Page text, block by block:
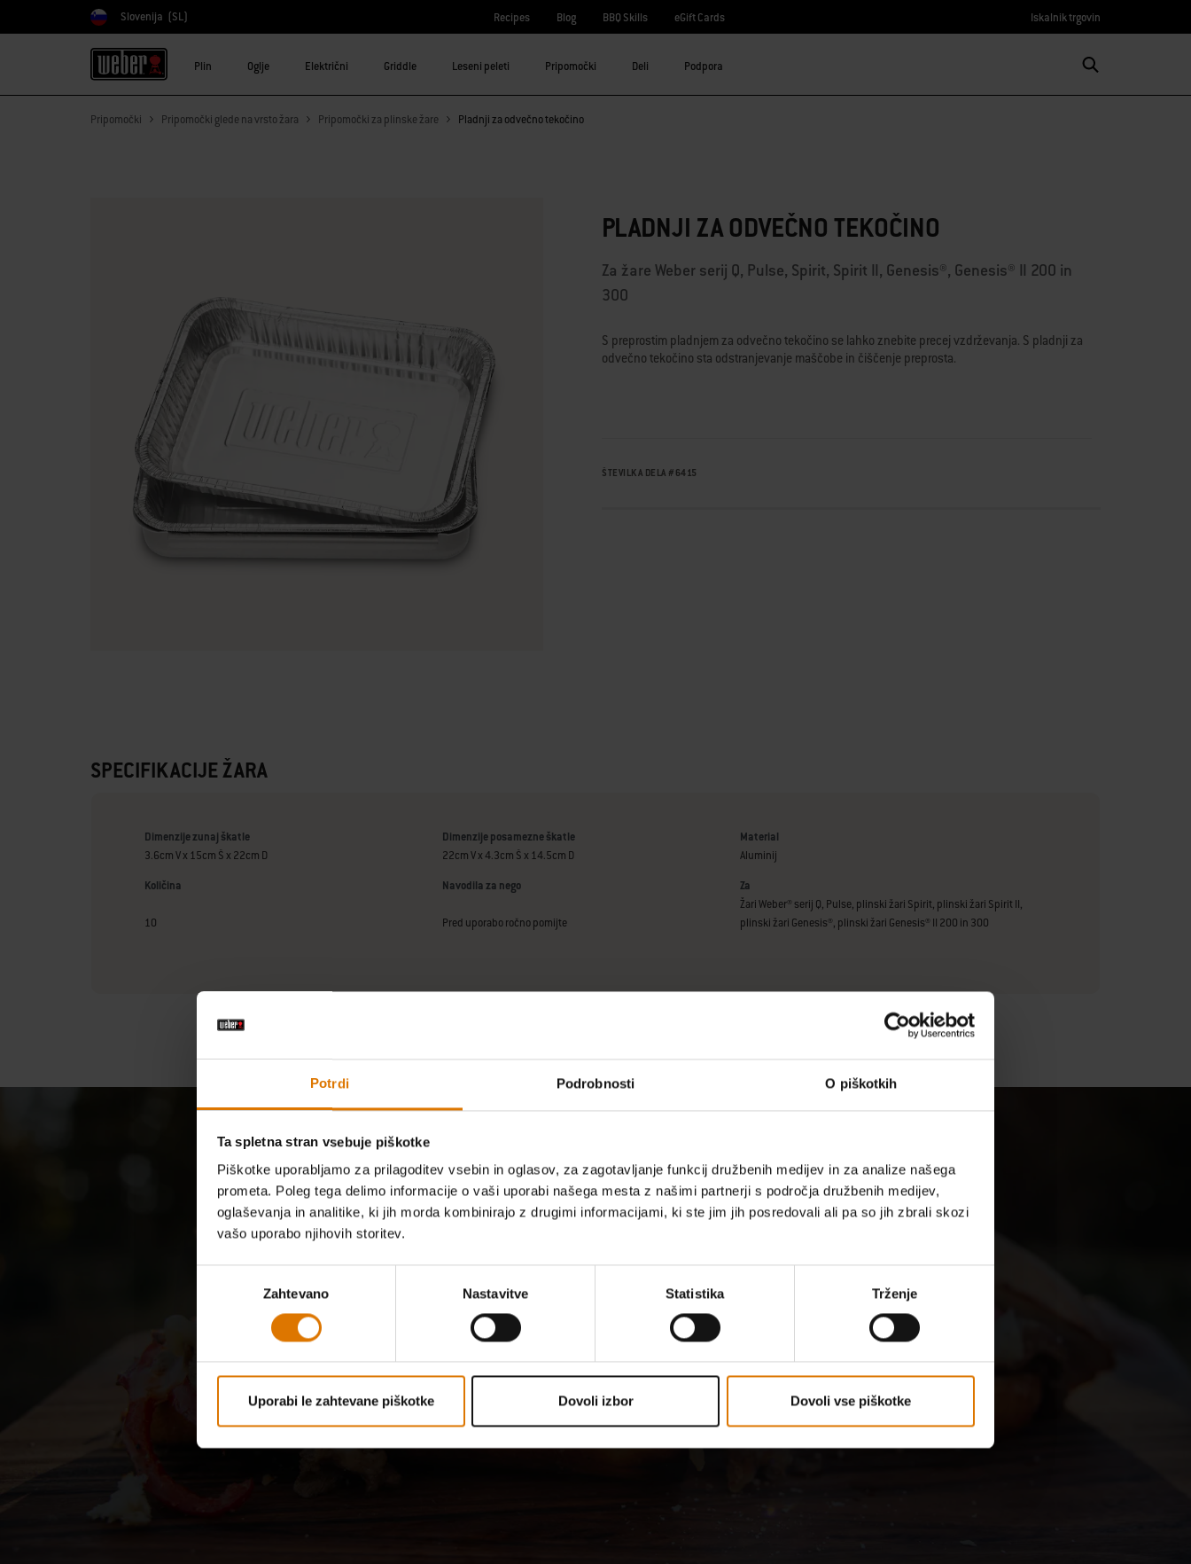
Potrdi Podrobnosti O piškotkih
Ta spletna stran vsebuje piškotke
Piškotke uporabljamo za prilagoditev vsebin in oglasov, za zagotavljanje funkcij družbenih medijev in za analize našega
prometa. Poleg tega delimo informacije o vaši uporabi našega mesta z našimi partnerji s področja družbenih medijev,
oglaševanja in analitike, ki jih morda kombinirajo z drugimi informacijami, ki ste jim jih posredovali ali pa so jih zbrali skozi
vašo uporabo njihovih storitev.
Zahtevano Nastavitve Statistika Trženje
Uporabi le zahtevane piškotke Dovoli izbor Dovoli vse piškotke
Izberite državo
Slovenija (SL) Recipes Blog BBQ Skills eGift Cards Iskalnik trgovin
Plin Oglje Električni Griddle Leseni peleti Pripomočki Deli Podpora
Pripomočki Pripomočki glede na vrsto žara Pripomočki za plinske žare Pladnji za odvečno tekočino
PLADNJI ZA ODVEČNO TEKOČINO
Za žare Weber serij Q, Pulse, Spirit, Spirit II, Genesis®, Genesis® II 200 in
300
S preprostim pladnjem za odvečno tekočino se lahko znebite precej vzdrževanja. S pladnji za
odvečno tekočino sta odstranjevanje maščobe in čiščenje preprosta.
ŠTEVILKA DELA # 6415
SPECIFIKACIJE ŽARA
Dimenzije zunaj škatle
3.6cm V x 15cm Š x 22cm D
Dimenzije posamezne škatle
22cm V x 4.3cm Š x 14.5cm D
Material
Aluminij
Količina
10
Navodila za nego
Pred uporabo ročno pomijte
Za
Žari Weber® serij Q, Pulse, plinski žari Spirit, plinski žari Spirit II,
plinski žari Genesis®, plinski žari Genesis® II 200 in 300
Z našimi vrhunskimi recepti so
možnosti neskončne
Raziščite recepte